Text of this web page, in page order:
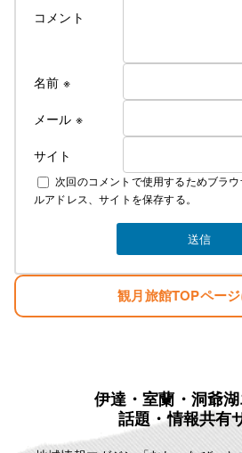
なお、詳しいご料金につき
下記にて説明しております
素泊まり ￥4000 税込
夕食 ￥1300 税込
朝食 ￥700 税込
お弁当 ￥750 税込
例として
一泊三食 ￥6750 税込
一泊二食 ￥6000 税込
コメント
名前 ※
メール ※
サイト
次回のコメントで使用するためブラ
ルアドレス、サイトを保存する。
観月旅館TOPペー
伊達・室蘭・洞爺
話題・情報共有